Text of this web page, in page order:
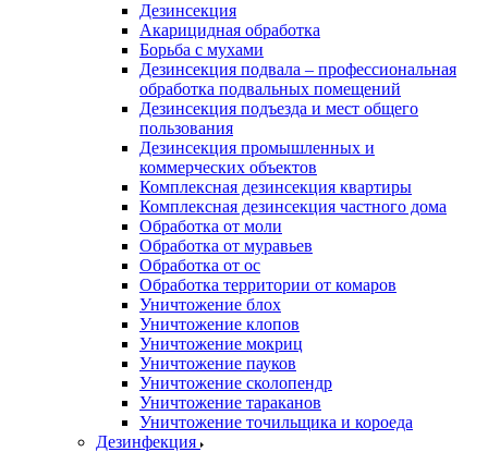
Дезинсекция
Акарицидная обработка
Борьба с мухами
Дезинсекция подвала – профессиональная
обработка подвальных помещений
Дезинсекция подъезда и мест общего
пользования
Дезинсекция промышленных и
коммерческих объектов
Комплексная дезинсекция квартиры
Комплексная дезинсекция частного дома
Обработка от моли
Обработка от муравьев
Обработка от ос
Обработка территории от комаров
Уничтожение блох
Уничтожение клопов
Уничтожение мокриц
Уничтожение пауков
Уничтожение сколопендр
Уничтожение тараканов
Уничтожение точильщика и короеда
Дезинфекция